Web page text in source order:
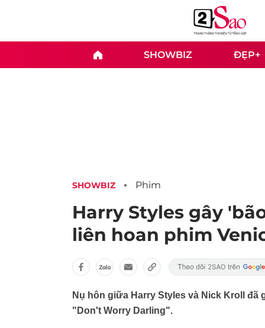
SHOWBIZ ĐẸP+
SHOWBIZ Phim
Harry Styles gây
liên hoan phim
Nụ hôn giữa Harry Styles và Nick Kroll
"Don't Worry Darling".